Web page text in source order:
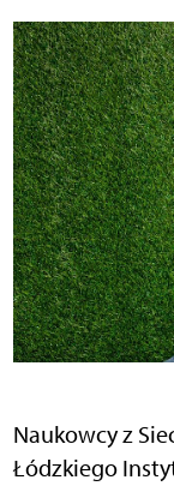
Naukowcy z
Łódzkiego